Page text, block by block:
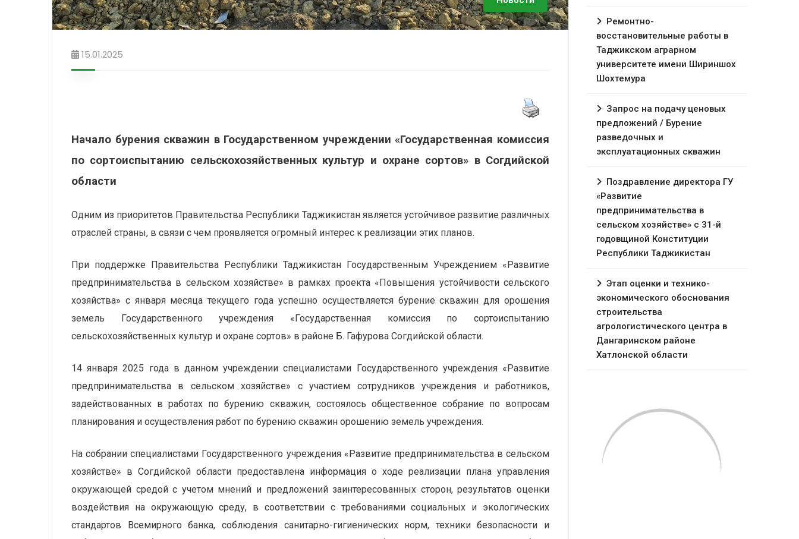
15.01.2025
Начало бурения скважин в Государственном учреждении «Государственная комиссия
по сортоиспытанию сельскохозяйственных культур и охране сортов» в Согдийской
области
Одним из приоритетов Правительства Республики Таджикистан является устойчивое развитие различных
отраслей страны, в связи с чем проявляется огромный интерес к реализации этих планов.
При поддержке Правительства Республики Таджикистан Государственным Учреждением «Развитие
предпринимательства в сельском хозяйстве» в рамках проекта «Повышения устойчивости сельского
хозяйства» с января месяца текущего года успешно осуществляется бурение скважин для орошения
земель Государственного учреждения «Государственная комиссия по сортоиспытанию
сельскохозяйственных культур и охране сортов» в районе Б. Гафурова Согдийской области.
14 января 2025 года в данном учреждении специалистами Государственного учреждения «Развитие
предпринимательства в сельском хозяйстве» с участием сотрудников учреждения и работников,
задействованных в работах по бурению скважин, состоялось общественное собрание по вопросам
планирования и осуществления работ по бурению скважин орошению земель учреждения.
На собрании специалистами Государственного учреждения «Развитие предпринимательства в сельском
хозяйстве» в Согдийской области предоставлена информация о ходе реализации плана управления
окружающей средой с учетом мнений и предложений заинтересованных сторон, результатов оценки
воздействия на окружающую среду, в соответствии с требованиями социальных и экологических
стандартов Всемирного банка, соблюдения санитарно-гигиенических норм, техники безопасности и
Ремонтно-
восстановительные работы в
Таджикском аграрном
университете имени Шириншох
Шохтемура
Запрос на подачу ценовых
предложений / Бурение
разведочных и
эксплуатационных скважин
Поздравление директора ГУ
«Развитие
предпринимательства в
сельском хозяйстве» с 31-й
годовщиной Конституции
Республики Таджикистан
Этап оценки и технико-
экономического обоснования
строительства
агрологистического центра в
Дангаринском районе
Хатлонской области